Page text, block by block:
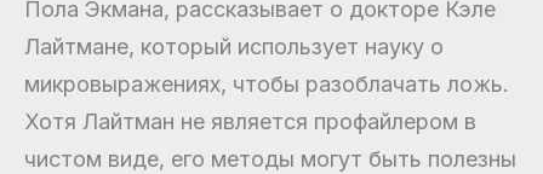
Пола Экмана, рассказывает о докторе Кэле
Лайтмане, который использует науку о
микровыражениях, чтобы разоблачать ложь.
Хотя Лайтман не является профайлером в
чистом виде, его методы могут быть полезны